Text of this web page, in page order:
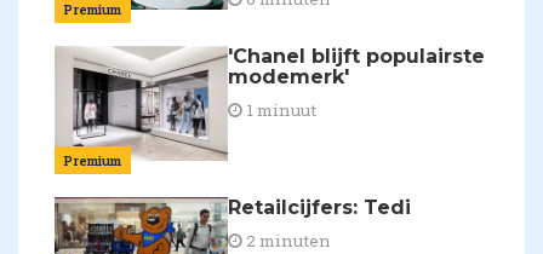
Premium
Premium
'Chanel blijft populairste
modemerk'
1 minuut
Retailcijfers: Tedi
2 minuten